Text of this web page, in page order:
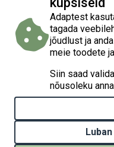
Adaptest
tagada
jõudlust ja
meie toodete
Siin saad
nõusoleku